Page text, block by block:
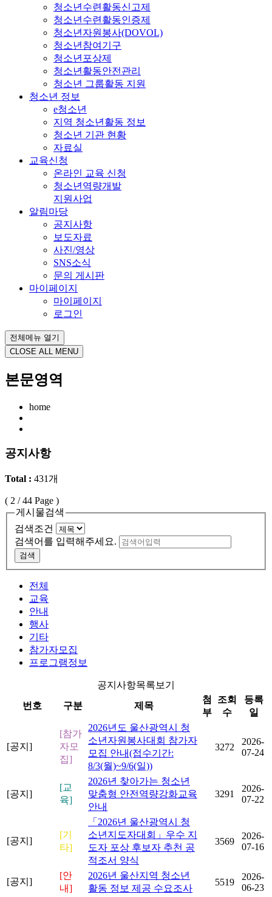
청소년수련활동신고제
청소년수련활동인증제
청소년자원봉사(DOVOL)
청소년참여기구
청소년포상제
청소년활동안전관리
청소년 그룹활동 지원
청소년 정보
e청소년
지역 청소년활동 정보
청소년 기관 현황
자료실
교육신청
온라인 교육 신청
청소년역량개발
지원사업
알림마당
공지사항
보도자료
사진/영상
SNS소식
문의 게시판
마이페이지
마이페이지
로그인
전체메뉴 열기
CLOSE ALL MENU
본문영역
home
공지사항
Total : 431개
( 2 / 44 Page )
게시물검색
검색조건
검색어를 입력해주세요.
검색
전체
교육
안내
행사
기타
참가자모집
프로그램정보
공지사항목록보기
번호
구분 제목
첨
부
조회
수
등록
일
[공지]
[참가
자모
집]
2026년도 울산광역시 청
소년자원봉사대회 참가자
모집 안내(접수기간:
8/3(월)~9/6(일))
3272
2026-
07-24
[공지]
[교
육]
2026년 찾아가는 청소년
맞춤형 안전역량강화교육
안내
3291
2026-
07-22
[공지]
[기
타]
「2026년 울산광역시 청
소년지도자대회」우수 지
도자 포상 후보자 추천 공
적조서 양식
3569
2026-
07-16
[공지]
[안
내]
2026년 울산지역 청소년
활동 정보 제공 수요조사
5519
2026-
06-23